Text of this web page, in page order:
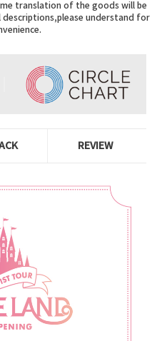
translation of the goods will be
understand for
REVIEW